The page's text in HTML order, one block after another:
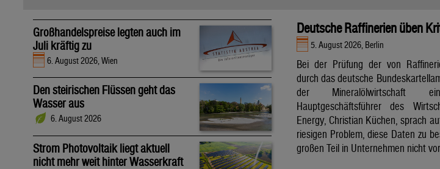
Großhandelspreise legten auch im
Juli kräftig zu
6. August 2026, Wien
Den steirischen Flüssen geht das
Wasser aus
6. August 2026
Strom Photovoltaik liegt aktuell
nicht mehr weit hinter Wasserkraft
Deutsche Raffinerien üben
5. August 2026, Berlin
Bei der Prüfung der von
durch das deutsche
der Mineralölwirtschaft
Hauptgeschäftsführer des
Energy, Christian Küchen, sprach
riesigen Problem, diese Daten zu
großen Teil in Unternehmen nicht